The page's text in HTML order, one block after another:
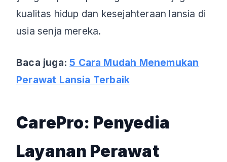
kualitas hidup dan kesejahteraan lansia di
usia senja mereka.
Baca juga:5 Cara Mudah Menemukan
Perawat Lansia Terbaik
CarePro: Penyedia
Layanan Perawat